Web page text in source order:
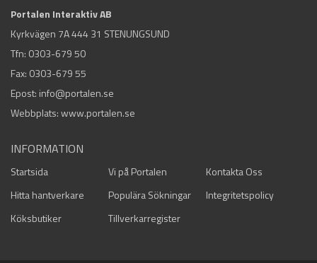
Portalen Interaktiv AB
Kyrkvägen 7A 444 31 STENUNGSUND
Tfn: 0303-679 50
Fax: 0303-679 55
Epost: info@portalen.se
Webbplats: www.portalen.se
INFORMATION
Startsida Vi på Portalen
Kontakta Oss
Hitta hantverkare
Populära Sökningar
Integritetspolicy
Köksbutiker
Tillverkarregister